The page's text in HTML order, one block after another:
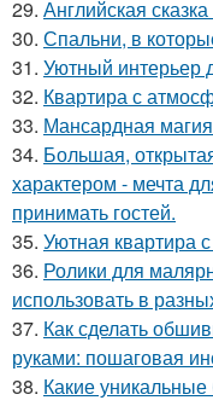
29. Английская
30. Спальни, в
31. Уютный интерьер
32. Квартира с
33. Мансардная
34. Большая,
характером - мечта
принимать гостей.
35. Уютная квартира
36. Ролики для
использовать в
37. Как сделать
руками: пошаговая
38. Какие